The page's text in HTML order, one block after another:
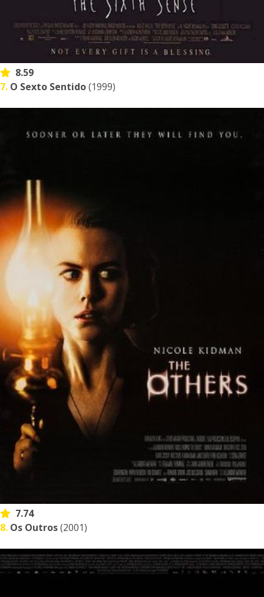
8.59
7. O Sexto Sentido(1999)
7.74
8. Os Outros(2001)